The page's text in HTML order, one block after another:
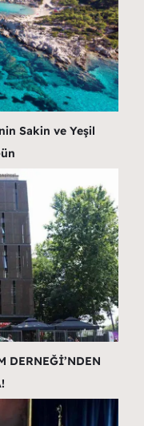
Sakin ve Yeşil
DERNEĞİ’NDEN